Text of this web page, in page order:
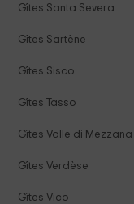
Gîtes Santa Severa
Gîtes Sartène
Gîtes Sisco
Gîtes Tasso
Gîtes Valle di Mezzana
Gîtes Verdèse
Gîtes Vico